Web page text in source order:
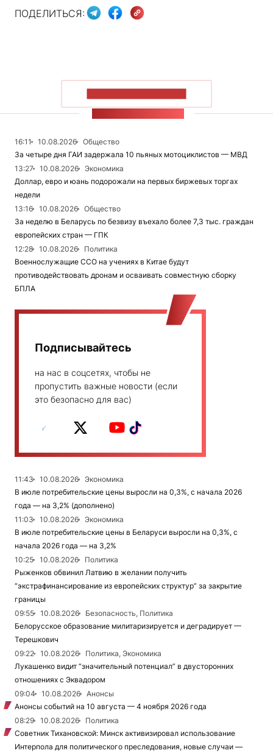
ПОДЕЛИТЬСЯ:
16:11 10.08.2026
Общество
За четыре дня ГАИ задержала 10 пьяных мотоциклистов — МВД
13:27
10.08.2026
Экономика
Доллар, евро и юань подорожали на первых биржевых торгах
недели
13:16
10.08.2026
Общество
За неделю в Беларусь по безвизу въехало более 7,3 тыс. граждан
европейских стран — ГПК
12:28
10.08.2026
Политика
Военнослужащие ССО на учениях в Китае будут
противодействовать дронам и осваивать совместную сборку
БПЛА
Подписывайтесь
на нас в соцсетях, чтобы не
пропустить важные новости (если
это безопасно для вас)
11:43 10.08.2026
Экономика
В июле потребительские цены выросли на 0,3%, с начала 2026
года — на 3,2% (дополнено)
11:03
10.08.2026
Экономика
В июле потребительские цены в Беларуси выросли на 0,3%, с
начала 2026 года — на 3,2%
10:25
10.08.2026
Политика
Рыженков обвинил Латвию в желании получить
“экстрафинансирование из европейских структур” за закрытие
границы
09:55
10.08.2026
Безопасность, Политика
Белорусское образование милитаризируется и деградирует —
Терешкович
09:22
10.08.2026
Политика, Экономика
Лукашенко видит “значительный потенциал” в двусторонних
отношениях с Эквадором
09:04
10.08.2026
Анонсы
Анонсы событий на 10 августа — 4 ноября 2026 года
08:29
10.08.2026
Политика
Советник Тихановской: Минск активизировал использование
Интерпола для политического преследования, новые случаи —